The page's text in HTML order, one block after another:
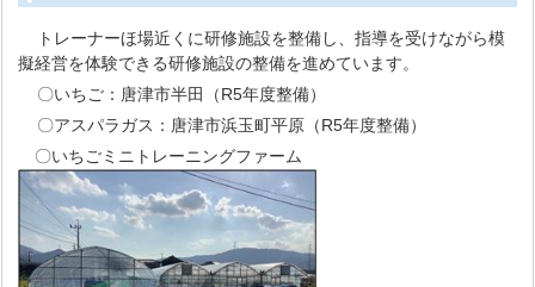
トレーナーほ場近くに研修施設を整備し、指導を受けながら模
擬経営を体験できる研修施設の整備を進めています。
〇いちご：唐津市半田（R5年度整備）
〇アスパラガス：唐津市浜玉町平原（R5年度整備）
〇いちごミニトレーニングファーム